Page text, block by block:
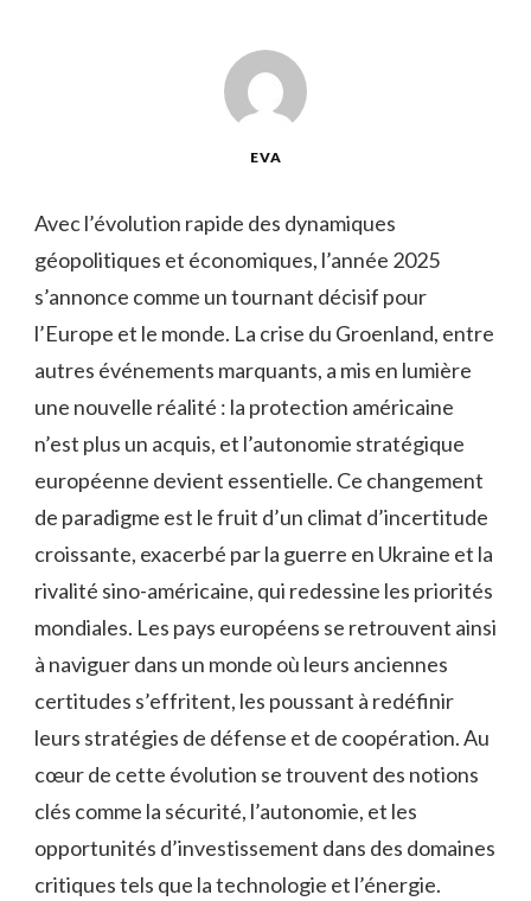
EVA
Avec l’évolution rapide des dynamiques
géopolitiques et économiques, l’année 2025
s’annonce comme un tournant décisif pour
l’Europe et le monde. La crise du Groenland, entre
autres événements marquants, a mis en lumière
une nouvelle réalité : la protection américaine
n’est plus un acquis, et l’autonomie stratégique
européenne devient essentielle. Ce changement
de paradigme est le fruit d’un climat d’incertitude
croissante, exacerbé par la guerre en Ukraine et la
rivalité sino-américaine, qui redessine les priorités
mondiales. Les pays européens se retrouvent ainsi
à naviguer dans un monde où leurs anciennes
certitudes s’effritent, les poussant à redéfinir
leurs stratégies de défense et de coopération. Au
cœur de cette évolution se trouvent des notions
clés comme la sécurité, l’autonomie, et les
opportunités d’investissement dans des domaines
critiques tels que la technologie et l’énergie.